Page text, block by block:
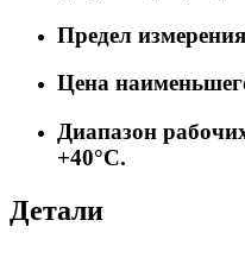
Предел
Цена
Диапазон
+40°С.
Детали